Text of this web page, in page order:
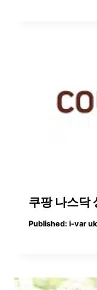
쿠팡 나스닥
Published: i-var